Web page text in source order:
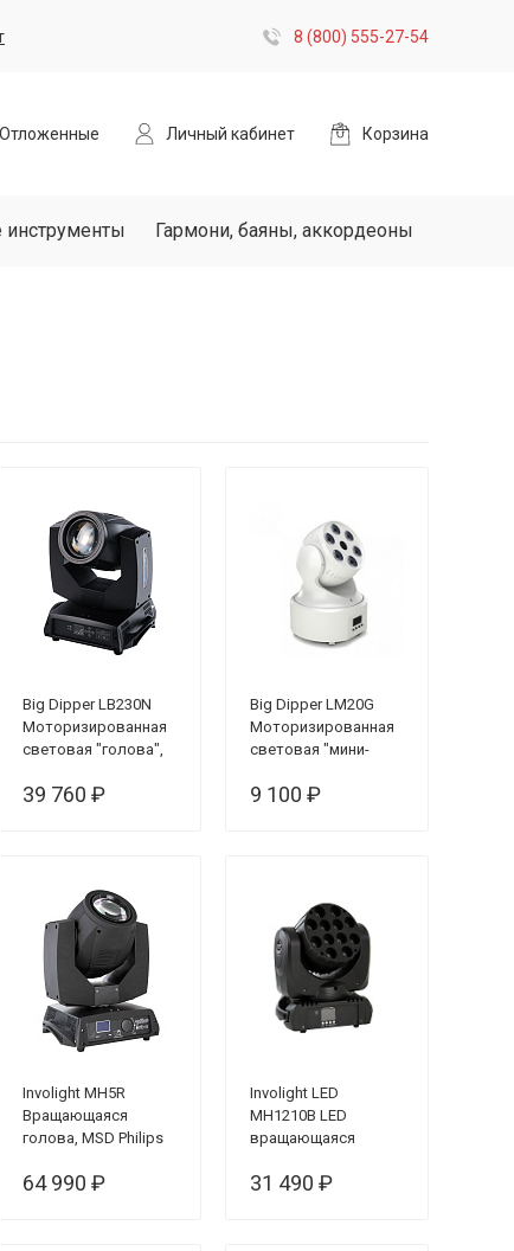
8 (800) 555-27-54
Отложенные Личный кабинет Корзина
Гармони, баяны, аккордеоны
Big Dipper LB230N
Моторизированная
световая "голова",
39 760 ₽
Big Dipper LM20G
Моторизированная
световая "мини-
9 100 ₽
Involight MH5R
Вращающаяся
голова, MSD Philips
узкий луч, DMX-512
64 990 ₽
Involight LED
MH1210B LED
вращающаяся
31 490 ₽